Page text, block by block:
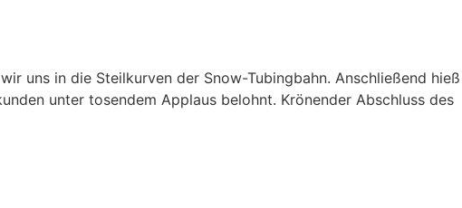
uns in die Steilkurven der Snow-Tubingbahn. Anschließend hieß
unter tosendem Applaus belohnt. Krönender Abschluss des